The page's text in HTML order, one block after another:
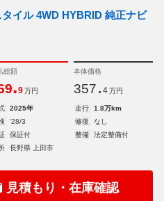
イル 4WD HYBRID 純正ナビ
総額
.9 万円
本体価格
357. 4 万円
2025年 走行
1.8万km
'28/3 修復
なし
保証付 整備
法定整備付
長野県 上田市
見積もり・在庫確認